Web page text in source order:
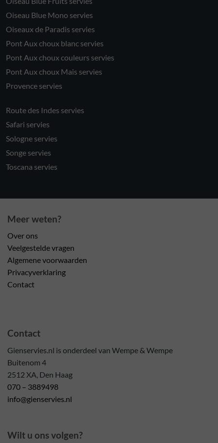
Oiseau Blue Mono servies
Oiseaux de Paradis servies
Pont Aux choux blanc servies
Pont Aux choux couleurs servies
Pont Aux choux Mais servies
Provence servies
Route des Indes servies
Safari servies
Sologne servies
Songe servies
Toscana servies
Meer weten?
Over ons
Veelgestelde vragen
Algemene voorwaarden
Privacyverklaring
Contact
Contact
Gienservies.nl is onderdeel van Wempe & Wempe
Buitenom 4
2512 XA, Den Haag
070 – 3889498
info@gienservies.nl
Wilt u ons volgen?